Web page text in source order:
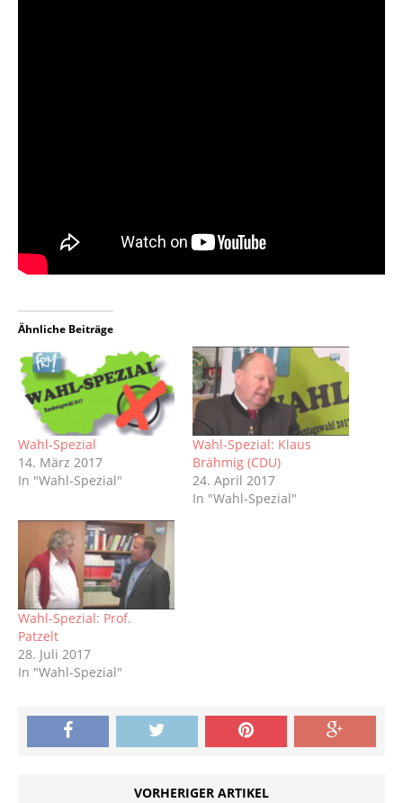
Ähnliche Beiträge
Wahl-Spezial
14. März 2017
In "Wahl-Spezial"
Wahl-Spezial: Klaus
Brähmig (CDU)
24. April 2017
In "Wahl-Spezial"
Wahl-Spezial: Prof.
Patzelt
28. Juli 2017
In "Wahl-Spezial"
VORHERIGER ARTIKEL